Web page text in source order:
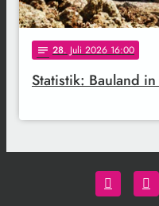
notes 28. Juli 2026 16:00
Statistik: Bauland